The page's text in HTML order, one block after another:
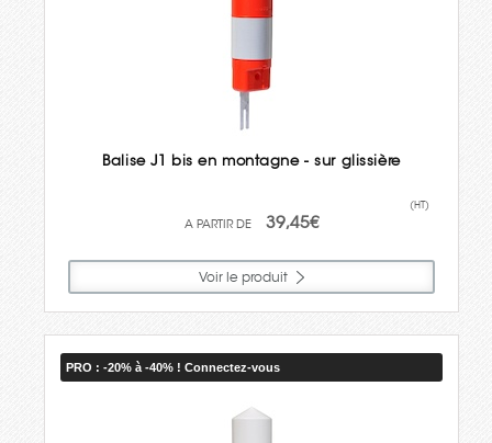
Balise J1 bis en montagne - sur glissière
39,45€
(HT)
Voir le produit
PRO : -20% à -40% ! Connectez-vous